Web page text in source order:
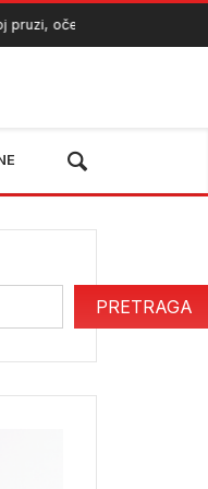
očekuje se angažman
PRETRAGA